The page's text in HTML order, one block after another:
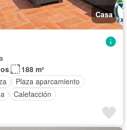
Casa
188 m²
Plaza aparcamiento
Calefacción